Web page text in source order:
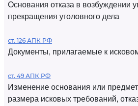
Основания отказа в возбуждении
прекращения уголовного дела
ст. 126 АПК РФ
Документы, прилагаемые к
ст. 49 АПК РФ
Изменение основания или
размера исковых требований,